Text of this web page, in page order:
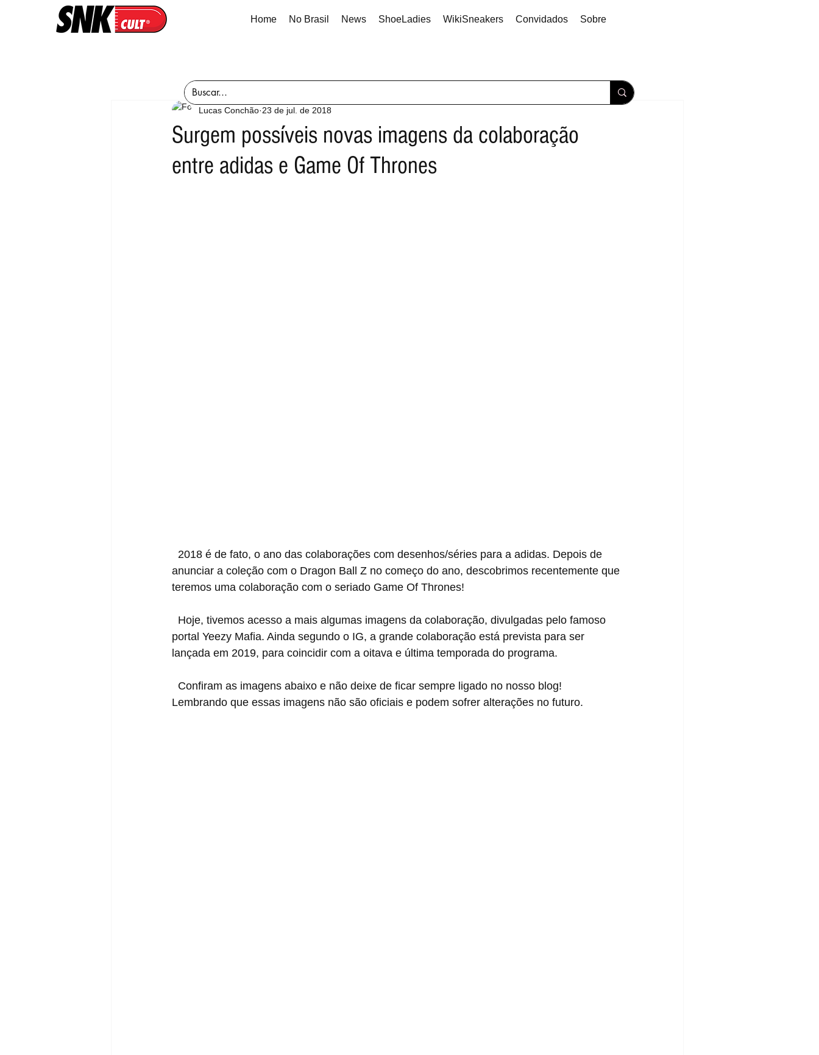
Home No Brasil News ShoeLadies WikiSneakers Convidados Sobre
Surgem possíveis novas imagens da colaboração
entre adidas e Game Of Thrones
Lucas Conchão 23 de jul. de 2018
anunciar a coleção com o Dragon Ball Z no começo do ano, descobrimos recentemente que
teremos uma colaboração com o seriado Game Of Thrones!
portal Yeezy Mafia. Ainda segundo o IG, a grande colaboração está prevista para ser
lançada em 2019, para coincidir com a oitava e última temporada do programa.
Lembrando que essas imagens não são oficiais e podem sofrer alterações no futuro.